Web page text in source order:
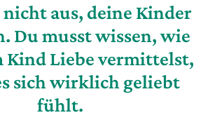
nicht aus, deine Kinder
Du musst wissen, wie
Kind Liebe vermittelst,
sich wirklich geliebt
fühlt.